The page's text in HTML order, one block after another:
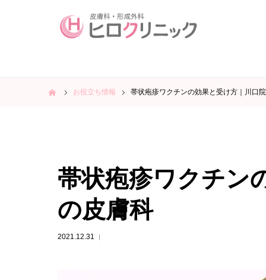
お役立ち情報 帯状疱疹ワクチンの効果と受け方｜川口
帯状疱疹ワクチン
の皮膚科
2021.12.31